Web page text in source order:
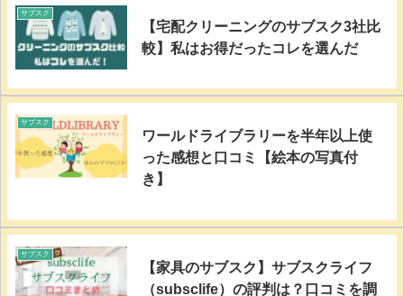
サブスク
【宅配クリーニングのサブスク3社比
較】私はお得だったコレを選んだ
サブスク
ワールドライブラリーを半年以上使
った感想と口コミ【絵本の写真付
き】
サブスク
【家具のサブスク】サブスクライフ
（subsclife）の評判は？口コミを調